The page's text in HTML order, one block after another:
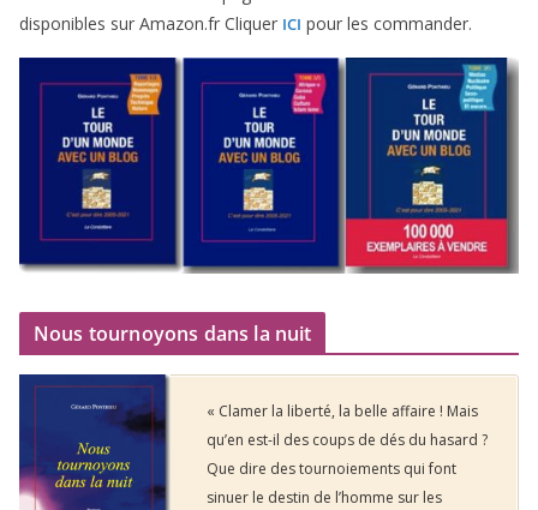
dis­po­nibles sur Amazon​.fr Cliquer ICI pour les commander.
Nous tournoyons dans la nuit
« Clamer la liberté, la belle affaire ! Mais
qu’en est-il des coups de dés du hasard ?
Que dire des tournoiements qui font
sinuer le destin de l’homme sur les